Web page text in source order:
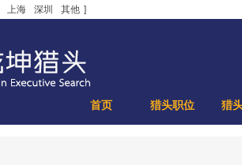
上海 深圳 其他 ]
首页 猎头职位 猎